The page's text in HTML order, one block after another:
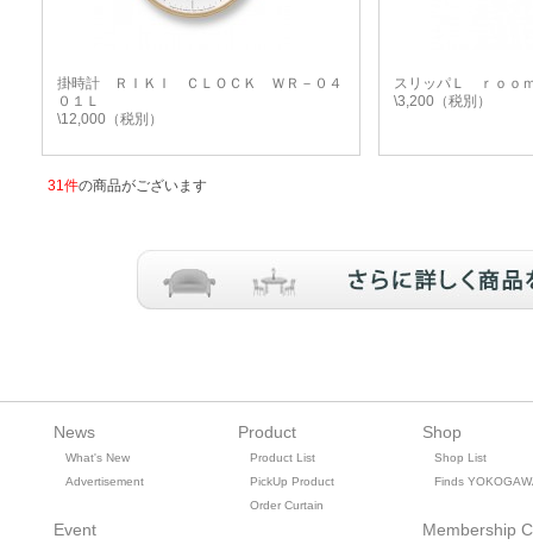
掛時計 ＲＩＫＩ ＣＬＯＣＫ ＷＲ－０４
０１Ｌ
\12,000（税別）
スリッパＬ ｒｏｏ
\3,200（税別）
31件の商品がございます
News
What's New
Advertisement
Event
Product
Product List
PickUp Product
Order Curtain
Shop
Shop List
Finds
Membership